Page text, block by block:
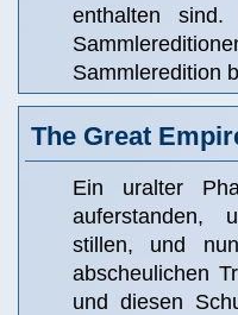
enthalten
Sammleredition
The Great
Ein uralter
auferstanden,
stillen, und
abscheulichen
und diesen